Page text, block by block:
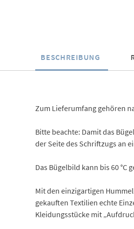
BESCHREIBUNG
Zum Lieferumfang gehören
Bitte beachte: Damit das
der Seite des Schriftzugs an
Das Bügelbild kann bis 60 °C
Mit den einzigartigen
gekauften Textilien echte
Kleidungsstücke mit